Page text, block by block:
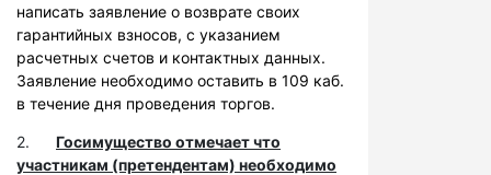
написать заявление о возврате своих
гарантийных взносов, с указанием
расчетных счетов и контактных данных.
Заявление необходимо оставить в 109 каб.
в течение дня проведения торгов.
2. Госимущество отмечает что
участникам (претендентам) необходимо